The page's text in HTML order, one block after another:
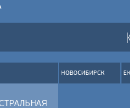
НОВОСИБИРСК